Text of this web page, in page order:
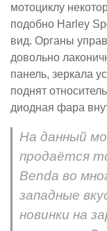
мотоциклу
подобно Harley
вид. Органы
довольно
панель, зеркала
поднят
диодная фара
На данный
продаётся
Benda во
западные
новинки на